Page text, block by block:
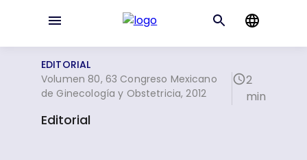
EDITORIAL
Volumen 80, 63 Congreso Mexicano
de Ginecología y Obstetricia, 2012
2
min
Editorial